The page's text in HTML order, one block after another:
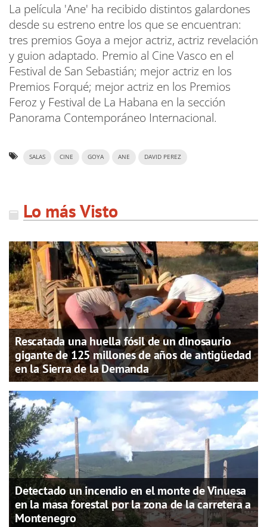
La película 'Ane' ha recibido distintos galardones
desde su estreno entre los que se encuentran:
tres premios Goya a mejor actriz, actriz revelación
y guion adaptado. Premio al Cine Vasco en el
Festival de San Sebastián; mejor actriz en los
Premios Forqué; mejor actriz en los Premios
Feroz y Festival de La Habana en la sección
Panorama Contemporáneo Internacional.
SALAS CINE GOYA ANE DAVID PEREZ
Lo más Visto
Rescatada una huella fósil de un dinosaurio
gigante de 125 millones de años de antigüedad
en la Sierra de la Demanda
Detectado un incendio en el monte de Vinuesa
en la masa forestal por la zona de la carretera a
Montenegro